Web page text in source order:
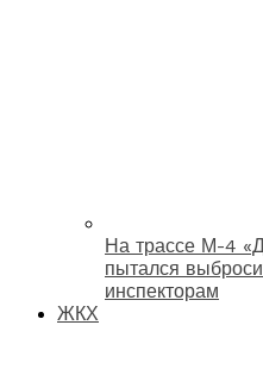
На трассе М-4
пытался
инспекторам
ЖКХ